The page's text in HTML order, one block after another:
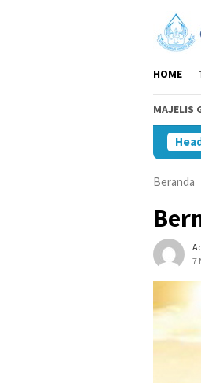
HOME
MAJELIS
Beranda
7